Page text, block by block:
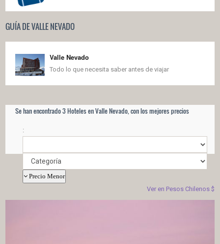
GUÍA DE VALLE NEVADO
Valle Nevado
Todo lo que necesita saber antes de viajar
Se han encontrado 3 Hoteles en Valle Nevado, con los mejores precios
:
Precio Menor
Ver en Pesos Chilenos $